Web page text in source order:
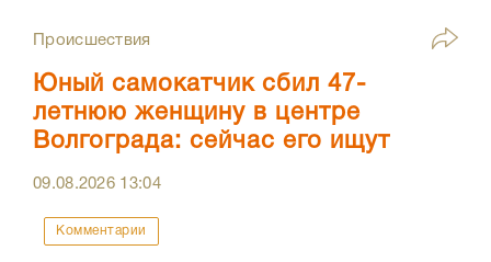
Происшествия
Юный самокатчик сбил 47-
летнюю женщину в центре
Волгограда: сейчас его ищут
09.08.2026 13:04
Комментарии